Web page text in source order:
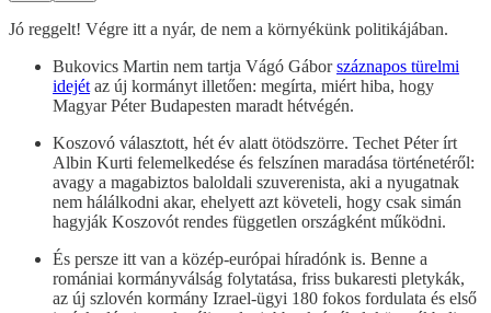
Jó reggelt! Végre itt a nyár, de nem a környékünk politikájában.
Bukovics Martin nem tartja Vágó Gáborszáznapos türelmi
idejét az új kormányt illetően: megírta, miért hiba, hogy
Magyar Péter Budapesten maradt hétvégén.
Koszovó választott, hét év alatt ötödszörre. Techet Péter írt
Albin Kurti felemelkedése és felszínen maradása történetéről:
avagy a magabiztos baloldali szuverenista, aki a nyugatnak
nem hálálkodni akar, ehelyett azt követeli, hogy csak simán
hagyják Koszovót rendes független országként működni.
És persze itt van a közép-európai híradónk is. Benne a
romániai kormányválság folytatása, friss bukaresti pletykák,
az új szlovén kormány Izrael-ügyi 180 fokos fordulata és első